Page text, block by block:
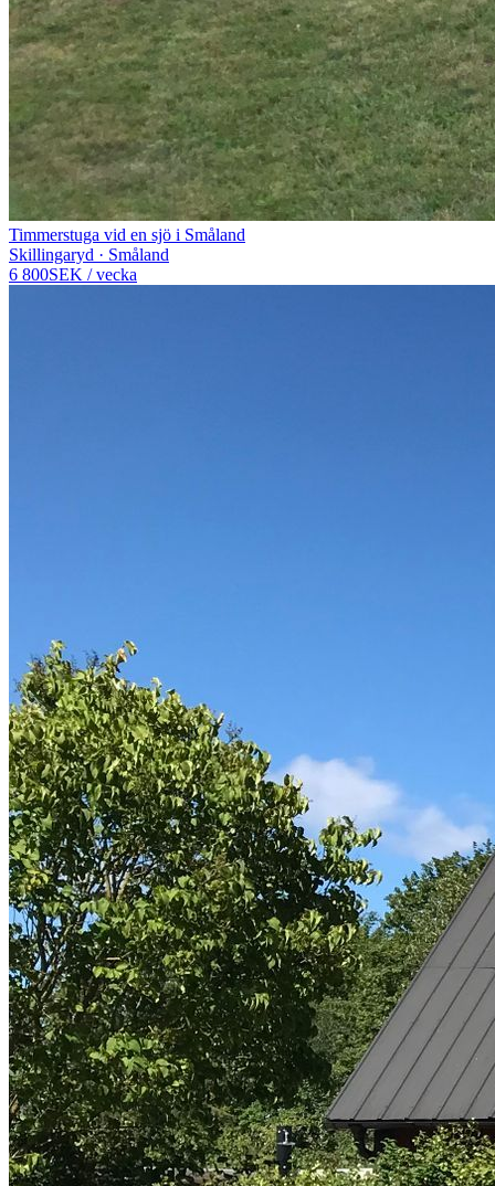
Timmerstuga vid en sjö i Småland
Skillingaryd · Småland
6 800SEK /vecka